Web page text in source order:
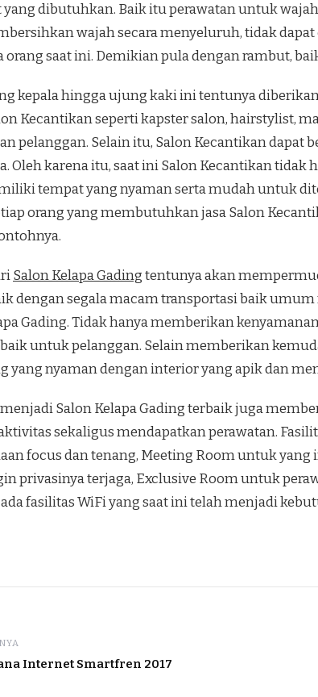
dibutuhkan. Baik itu perawatan untuk
wajah secara menyeluruh, tidak
orang saat ini. Demikian pula dengan rambut,
kepala hingga ujung kaki ini tentunya
Kecantikan seperti kapster salon, hairstylist,
pelanggan. Selain itu, Salon Kecantikan
Oleh karena itu, saat ini Salon Kecantikan
tempat yang nyaman serta mudah untuk
orang yang membutuhkan jasa Salon
Salon Kelapa Gadingtentunya akan
dengan segala macam transportasi baik
Gading. Tidak hanya memberikan
untuk pelanggan. Selain memberikan
yang nyaman dengan interior yang apik dan
Salon Kelapa Gading terbaik juga
sekaligus mendapatkan perawatan.
focus dan tenang, Meeting Room untuk
privasinya terjaga, Exclusive Room untuk
fasilitas WiFi yang saat ini telah menjadi
Internet Smartfren 2017